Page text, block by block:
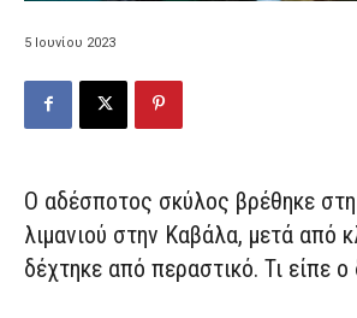
5 Ιουνίου 2023
Ο αδέσποτος σκύλος βρέθηκε
λιμανιού στην Καβάλα, μετά από
δέχτηκε από περαστικό. Τι είπε